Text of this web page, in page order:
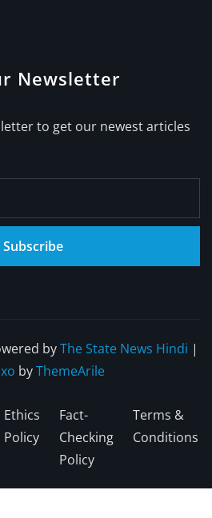
Newsletter
to get our newest articles
Subscribe
byThe State News Hindi |
byThemeArile
Ethics
Policy
Fact-
Checking
Policy
Terms &
Conditions